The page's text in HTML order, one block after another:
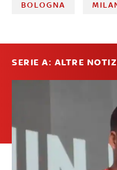
BOLOGNA
SERIE A: ALTRE